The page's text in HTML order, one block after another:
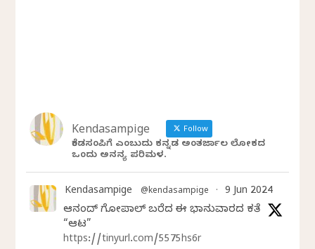
Kendasampige Follow
ಕೆಂಡಸಂಪಿಗೆ ಎಂಬುದು ಕನ್ನಡ ಅಂತರ್ಜಾಲ ಲೋಕದ
ಒಂದು ಅನನ್ಯ ಪರಿಮಳ.
Kendasampige @kendasampige · 9 Jun 2024
ಆನಂದ್‌ ಗೋಪಾಲ್‌ ಬರೆದ ಈ ಭಾನುವಾರದ ಕತೆ
“ಆಟ”
https://tinyurl.com/5575hs6r